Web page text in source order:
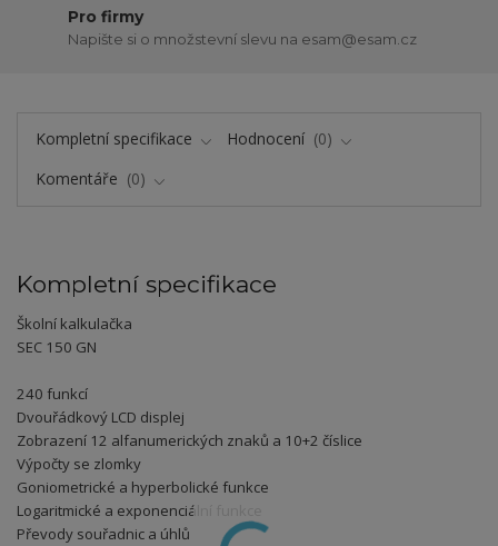
Pro firmy
Napište si o množstevní slevu na esam@esam.cz
Kompletní specifikace Hodnocení
0
Komentáře
0
Kompletní specifikace
Školní kalkulačka
SEC 150 GN
240 funkcí
Dvouřádkový LCD displej
Zobrazení 12 alfanumerických znaků a 10+2 číslice
Výpočty se zlomky
Goniometrické a hyperbolické funkce
Logaritmické a exponenciální funkce
Převody souřadnic a úhlů